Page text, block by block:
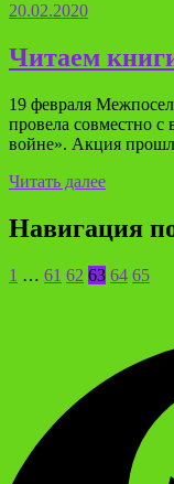
20.02.2020
Читаем
19 февраля
провела совместно
войне». Акция
Читать далее
Навигация
1 … 61 62 63 64 65